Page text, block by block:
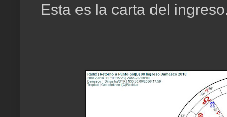
Esta es la carta del